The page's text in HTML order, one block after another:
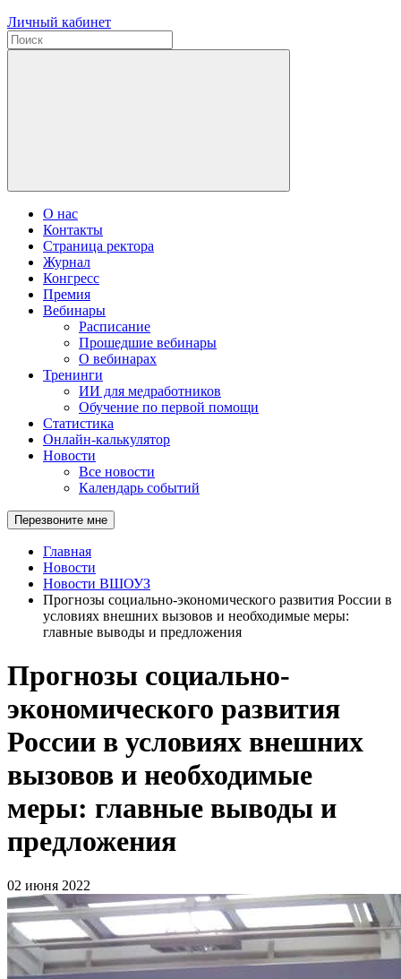
Личный кабинет
О нас
Контакты
Страница ректора
Журнал
Конгресс
Премия
Вебинары
Расписание
Прошедшие вебинары
О вебинарах
Тренинги
ИИ для медработников
Обучение по первой помощи
Статистика
Онлайн-калькулятор
Новости
Все новости
Календарь событий
Перезвоните мне
Главная
Новости
Новости ВШОУЗ
Прогнозы социально-экономического развития России в
условиях внешних вызовов и необходимые меры:
главные выводы и предложения
Прогнозы социально-
экономического развития
России в условиях внешних
вызовов и необходимые
меры: главные выводы и
предложения
02 июня 2022